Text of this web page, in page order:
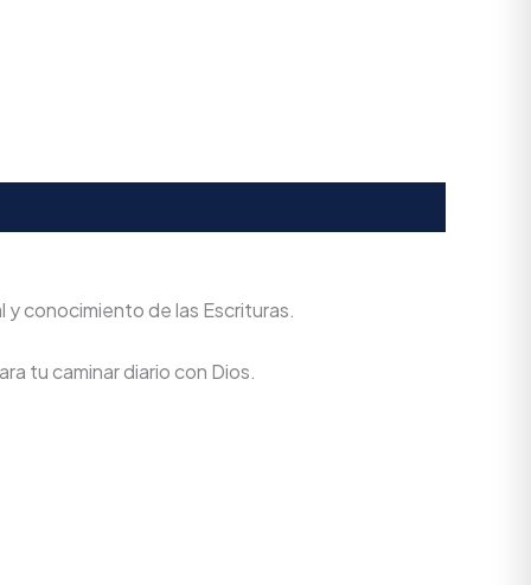
y conocimiento de las Escrituras.
tu caminar diario con Dios.